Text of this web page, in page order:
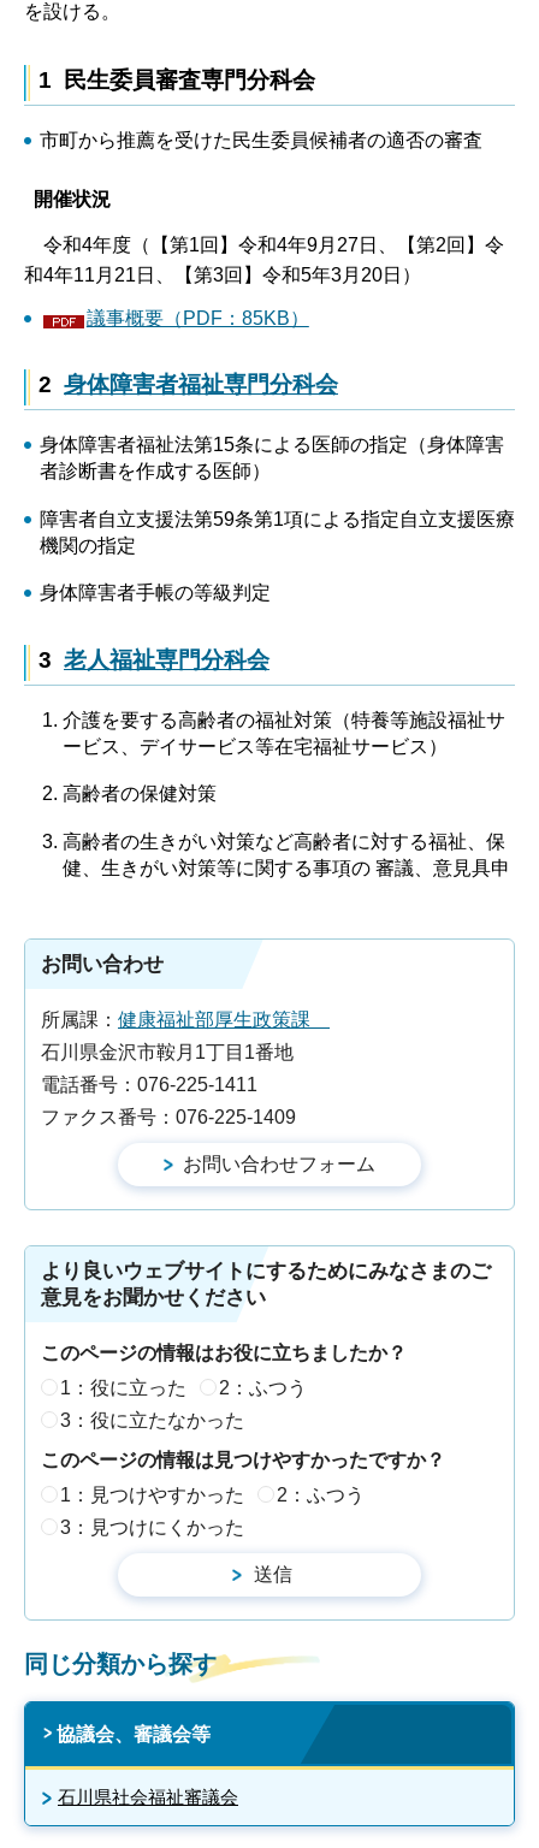
を設ける。
1 民生委員審査専門分科会
市町から推薦を受けた民生委員候補者の適否の審査
開催状況
令和4年度（【第1回】令和4年9月27日、【第2回】令
和4年11月21日、【第3回】令和5年3月20日）
議事概要（PDF：85KB）
2 身体障害者福祉専門分科会
身体障害者福祉法第15条による医師の指定（身体障害
者診断書を作成する医師）
障害者自立支援法第59条第1項による指定自立支援医療
機関の指定
身体障害者手帳の等級判定
3 老人福祉専門分科会
介護を要する高齢者の福祉対策（特養等施設福祉サ
ービス、デイサービス等在宅福祉サービス）
高齢者の保健対策
高齢者の生きがい対策など高齢者に対する福祉、保
健、生きがい対策等に関する事項の 審議、意見具申
お問い合わせ
所属課： 健康福祉部厚生政策課
石川県金沢市鞍月1丁目1番地
電話番号：076-225-1411
ファクス番号：076-225-1409
より良いウェブサイトにするためにみなさまのご
意見をお聞かせください
このページの情報はお役に立ちましたか？
1：役に立った
2：ふつう
3：役に立たなかった
このページの情報は見つけやすかったですか？
1：見つけやすかった
2：ふつう
3：見つけにくかった
同じ分類から探す
協議会、審議会等
石川県社会福祉審議会